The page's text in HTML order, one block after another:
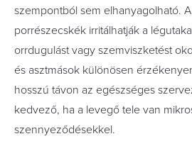
szempontból sem elhanyagolható.
porrészecskék irritálhatják a
orrdugulást vagy szemviszketést
és asztmások különösen
hosszú távon az egészséges
kedvező, ha a levegő tele van
szennyeződésekkel.